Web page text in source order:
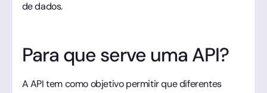
de dados.
Para que serve uma API?
A API tem como objetivo permitir que diferentes